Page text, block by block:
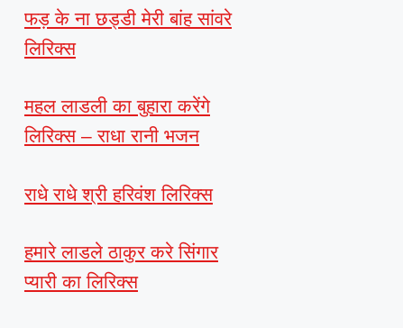
फड़ के ना छड्डी मेरी बांह सांवरे
लिरिक्स
महल लाडली का बुहारा करेंगे
लिरिक्स – राधा रानी भजन
राधे राधे श्री हरिवंश लिरिक्स
हमारे लाडले ठाकुर करे सिंगार
प्यारी का लिरिक्स